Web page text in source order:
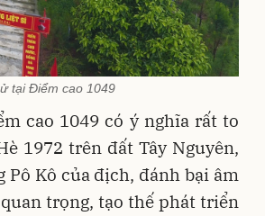
tại Điểm cao 1049
cao 1049 có ý nghĩa rất to
1972 trên đất Tây Nguyên,
Kô của địch, đánh bại âm
trọng, tạo thế phát triển